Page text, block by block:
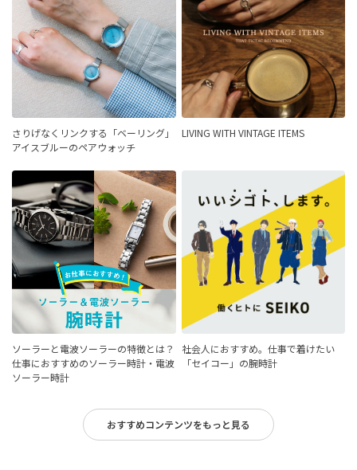
さりげなくリンクする「ベーリング」
アイスブルーのペアウォッチ
LIVING WITH VINTAGE ITEMS
ソーラーと電波ソーラーの特徴とは？
仕事におすすめのソーラー時計・電波
ソーラー時計
社会人におすすめ。仕事で着けたい
「セイコー」の腕時計
おすすめコンテンツをもっと見る